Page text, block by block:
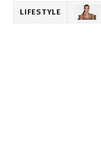
LIFESTYLE